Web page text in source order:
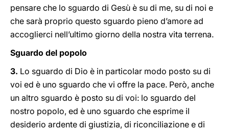
pensare che lo sguardo di Gesù è su di me, su di noi e
che sarà proprio questo sguardo pieno d’amore ad
accoglierci nell’ultimo giorno della nostra vita terrena.
Sguardo del popolo
3. Lo sguardo di Dio è in particolar modo posto su di
voi ed è uno sguardo che vi offre la pace. Però, anche
un altro sguardo è posto su di voi: lo sguardo del
nostro popolo, ed è uno sguardo che esprime il
desiderio ardente di giustizia, di riconciliazione e di